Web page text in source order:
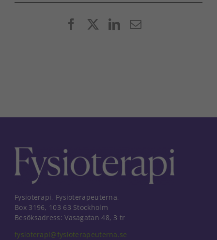
FacebookLinkedIn
E-
Fysioterapi, Fysioterapeuterna,
Box 3196, 103 63 Stockholm
Besöksadress: Vasagatan 48, 3 tr
fysioterapi@fysioterapeuterna.se